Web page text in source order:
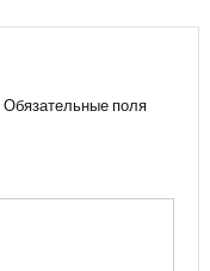
Обязательные поля